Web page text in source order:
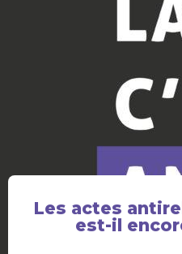
Les actes
est-il